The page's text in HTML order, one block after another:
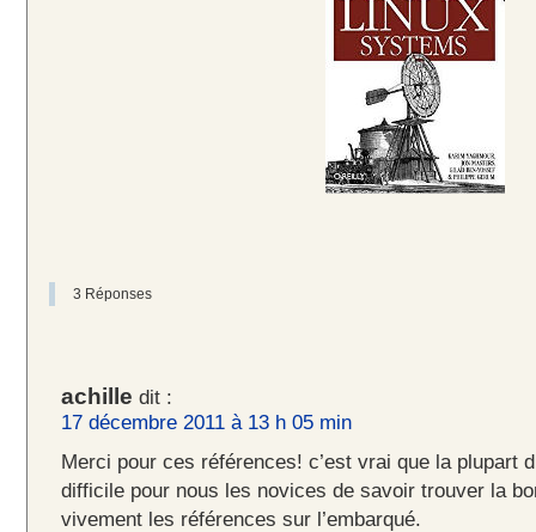
3 Réponses
achille dit :
17 décembre 2011 à 13 h 05 min
Merci pour ces références! c’est vrai que la plupart
difficile pour nous les novices de savoir trouver la
vivement les références sur l’embarqué.